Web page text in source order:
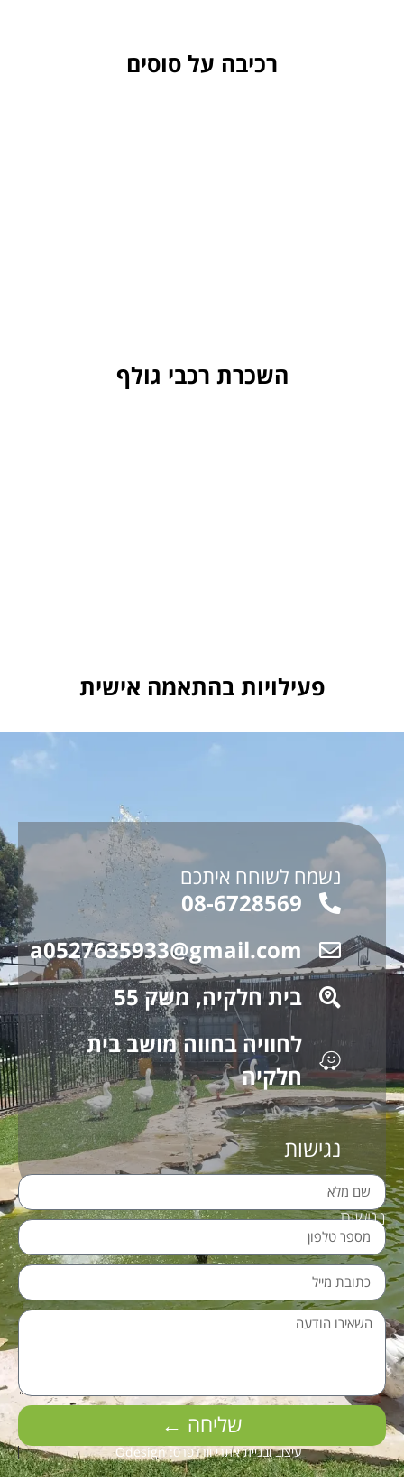
רכיבה על סוסים
השכרת רכבי גולף
פעילויות בהתאמה אישית
נשמח לשוחח איתכם
08-6728569
a0527635933@gmail.com
בית חלקיה, משק 55
לחוויה בחווה מושב בית
חלקיה
נגישות
נגישות
שליחה ←
עיצוב ובניית אתרי וורדפרס: Odesign